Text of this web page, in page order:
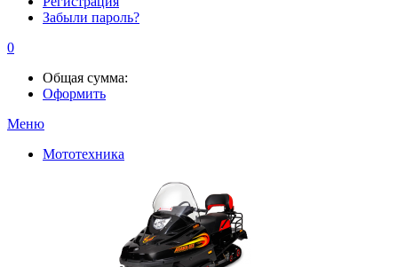
Забыли пароль?
0
Общая сумма:
Оформить
Меню
Мототехника